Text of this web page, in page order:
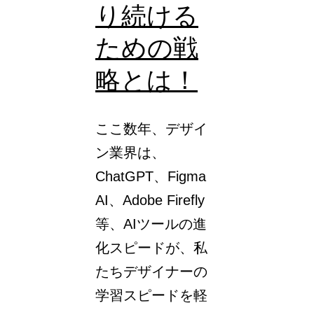
削
で
き
「削
除
ツ
ー
ル」
の
使
い
り続ける
ための戦
略とは！
ここ数年、デザイ
ン業界は、
ChatGPT、Figma
AI、Adobe Firefly
等、AIツールの進
化スピードが、私
たちデザイナーの
学習スピードを軽